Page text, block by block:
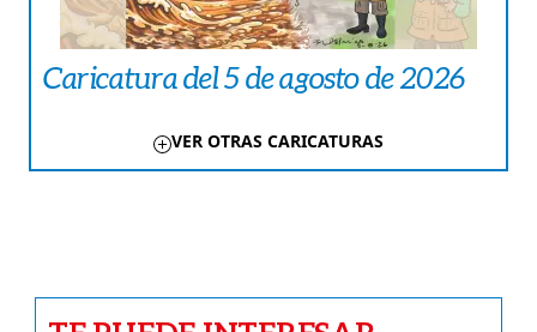
Caricatura del 5 de agosto de 2026
VER OTRAS CARICATURAS
José cumplió 119 años y quieren
registrarlo en los récords